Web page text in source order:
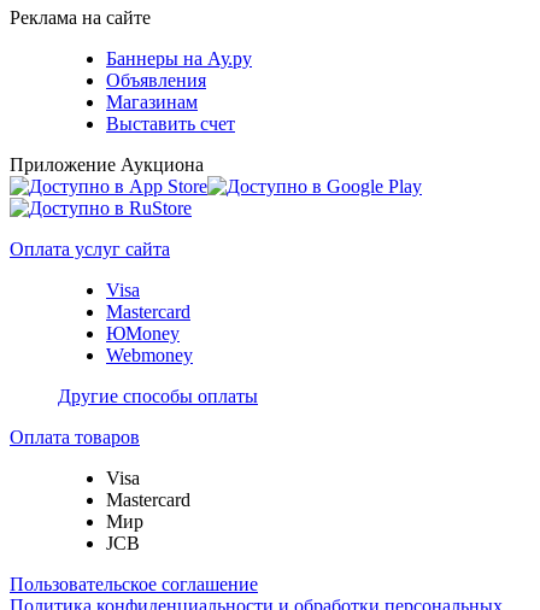
Реклама на сайте
Баннеры на Ау.ру
Объявления
Магазинам
Выставить счет
Приложение Аукциона
Оплата услуг сайта
Visa
Mastercard
ЮMoney
Webmoney
Другие способы оплаты
Оплата товаров
Visa
Mastercard
Мир
JCB
Пользовательское соглашение
Политика конфиденциальности и обработки персональных